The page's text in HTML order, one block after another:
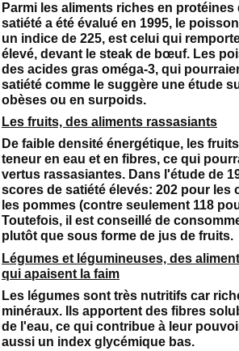
Parmi les aliments riches en
satiété a été évalué en 1995, le
un indice de 225, est celui qui
élevé, devant le steak de bœuf. Les
des acides gras oméga-3, qui
satiété comme le suggère une étude
obèses ou en surpoids.
Les fruits, des aliments rassasiants
De faible densité énergétique, les
teneur en eau et en fibres, ce qui
vertus rassasiantes. Dans l'étude de
scores de satiété élevés: 202 pour les
les pommes (contre seulement 118
Toutefois, il est conseillé de
plutôt que sous forme de jus de fruits.
Légumes et légumineuses, des
qui apaisent la faim
Les légumes sont très nutritifs car
minéraux. Ils apportent des fibres
de l'eau, ce qui contribue à leur
aussi un index glycémique bas.